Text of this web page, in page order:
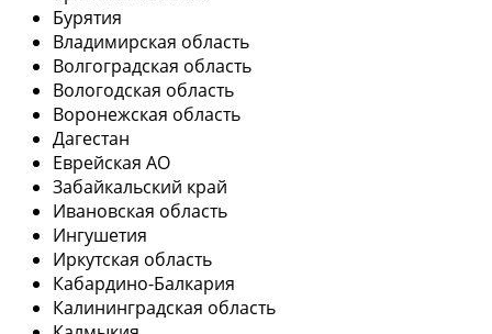
Бурятия
Владимирская область
Волгоградская область
Вологодская область
Воронежская область
Дагестан
Еврейская АО
Забайкальский край
Ивановская область
Ингушетия
Иркутская область
Кабардино-Балкария
Калининградская область